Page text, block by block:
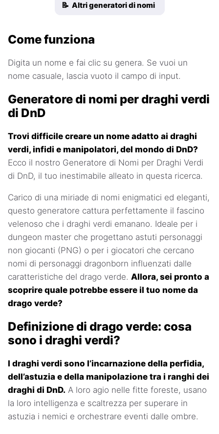
📝 Altri generatori di nomi
Come funziona
Digita un nome e fai clic su genera. Se vuoi un
nome casuale, lascia vuoto il campo di input.
Generatore di nomi per draghi verdi
di DnD
Trovi difficile creare un nome adatto ai draghi
verdi, infidi e manipolatori, del mondo di DnD?
Ecco il nostro Generatore di Nomi per Draghi Verdi
di DnD, il tuo inestimabile alleato in questa ricerca.
Carico di una miriade di nomi enigmatici ed eleganti,
questo generatore cattura perfettamente il fascino
velenoso che i draghi verdi emanano. Ideale per i
dungeon master che progettano astuti personaggi
non giocanti (PNG) o per i giocatori che cercano
nomi di personaggi dragonborn influenzati dalle
caratteristiche del drago verde. Allora, sei pronto a
scoprire quale potrebbe essere il tuo nome da
drago verde?
Definizione di drago verde: cosa
sono i draghi verdi?
I draghi verdi sono l’incarnazione della perfidia,
dell’astuzia e della manipolazione tra i ranghi dei
draghi di DnD. A loro agio nelle fitte foreste, usano
la loro intelligenza e scaltrezza per superare in
astuzia i nemici e orchestrare eventi dalle ombre.